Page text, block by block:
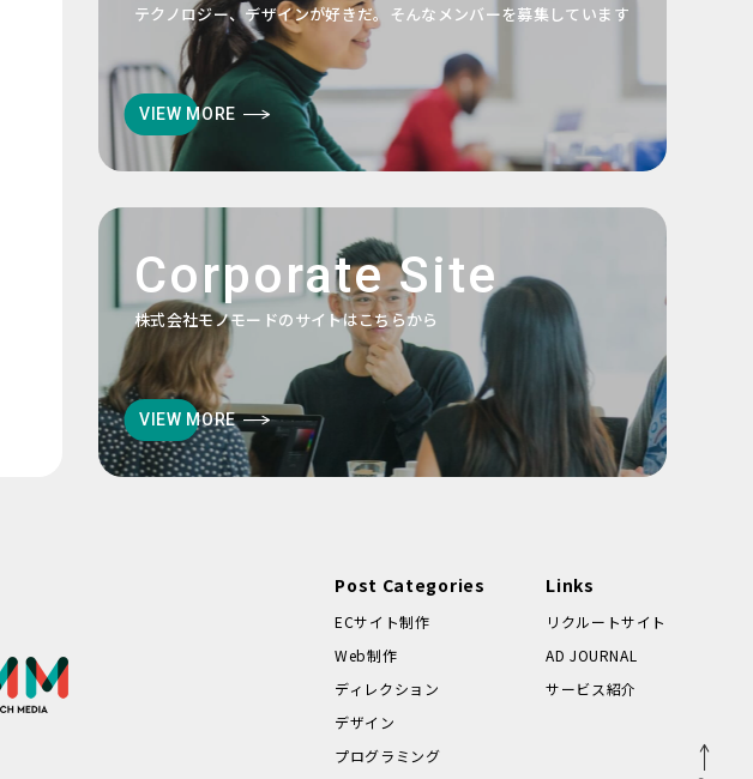
テクノロジー、デザインが好きだ。そんなメンバーを募集しています
VIEW MORE
Corporate Site
株式会社モノモードのサイトはこちらから
VIEW MORE
Post Categories
ECサイト制作
Web制作
ディレクション
デザイン
プログラミング
Links
リクルートサイト
AD JOURNAL
サービス紹介